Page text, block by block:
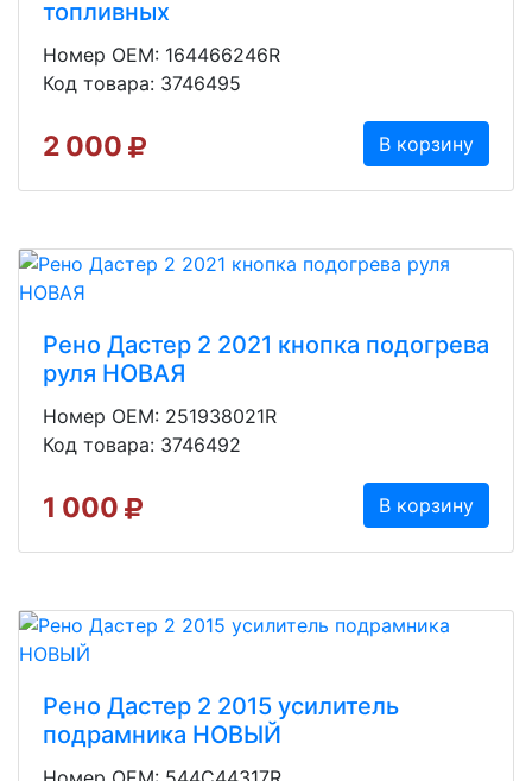
топливных
Номер OEM: 164466246R
Код товара: 3746495
2 000 В корзину
Рено Дастер 2 2021 кнопка подогрева
руля НОВАЯ
Номер OEM: 251938021R
Код товара: 3746492
1 000 В корзину
Рено Дастер 2 2015 усилитель
подрамника НОВЫЙ